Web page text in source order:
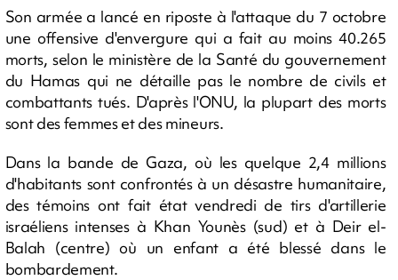
Son armée a lancé en riposte à l'attaque du 7 octobre
une offensive d'envergure qui a fait au moins 40.265
morts, selon le ministère de la Santé du gouvernement
du Hamas qui ne détaille pas le nombre de civils et
combattants tués. D'après l'ONU, la plupart des morts
sont des femmes et des mineurs.
Dans la bande de Gaza, où les quelque 2,4 millions
d'habitants sont confrontés à un désastre humanitaire,
des témoins ont fait état vendredi de tirs d'artillerie
israéliens intenses à Khan Younès (sud) et à Deir el-
Balah (centre) où un enfant a été blessé dans le
bombardement.